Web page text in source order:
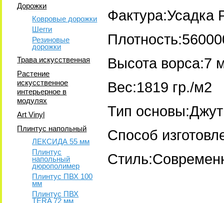
Дорожки
Ковровые дорожки
Шегги
Резиновые
дорожки
Трава искусственная
Растение
искусственное
интерьерное в
модулях
Art Vinyl
Плинтус напольный
ЛЕКСИДА 55 мм
Плинтус
напольный
дюрополимер
Плинтус ПВХ 100
мм
Плинтус ПВХ
TERA 72 мм
Фактура:Усадка
Высота ворса:7
Вес:1819 гр./м2
Тип основы:Джут
Способ